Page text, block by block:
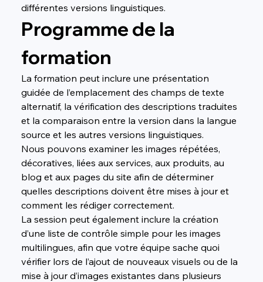
différentes versions linguistiques.
Programme de la
formation
La formation peut inclure une présentation
guidée de l’emplacement des champs de texte
alternatif, la vérification des descriptions traduites
et la comparaison entre la version dans la langue
source et les autres versions linguistiques.
Nous pouvons examiner les images répétées,
décoratives, liées aux services, aux produits, au
blog et aux pages du site afin de déterminer
quelles descriptions doivent être mises à jour et
comment les rédiger correctement.
La session peut également inclure la création
d’une liste de contrôle simple pour les images
multilingues, afin que votre équipe sache quoi
vérifier lors de l’ajout de nouveaux visuels ou de la
mise à jour d’images existantes dans plusieurs